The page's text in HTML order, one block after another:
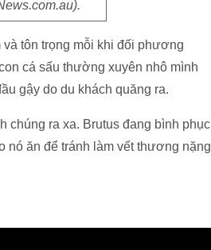
tôn trọng mỗi khi đối phương
cá sấu thường xuyên nhô mình
gậy do du khách quăng ra.
chúng ra xa. Brutus đang bình phục
nó ăn để tránh làm vết thương nặng